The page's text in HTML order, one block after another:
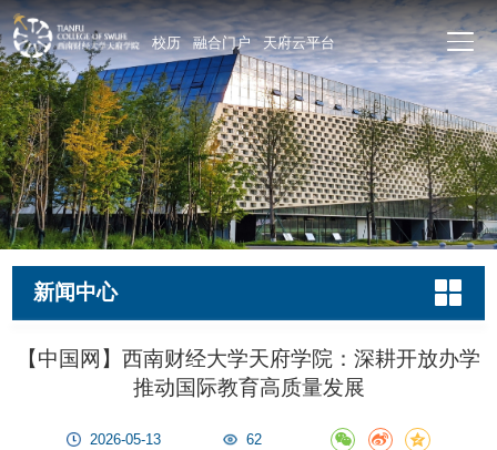
校历 融合门户 天府云平台
新闻中心
【中国网】西南财经大学天府学院：深耕开放办学
推动国际教育高质量发展
2026-05-13 62